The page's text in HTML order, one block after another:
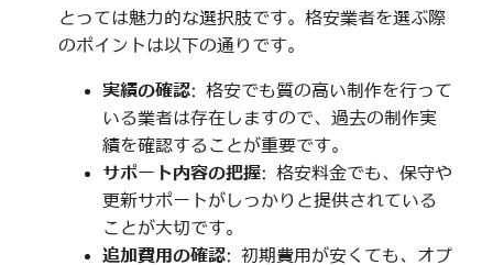
とっては魅力的な選択肢です。格安業者を選ぶ際
のポイントは以下の通りです。
実績の確認: 格安でも質の高い制作を行って
いる業者は存在しますので、過去の制作実
績を確認することが重要です。
サポート内容の把握: 格安料金でも、保守や
更新サポートがしっかりと提供されている
ことが大切です。
追加費用の確認: 初期費用が安くても、オプ